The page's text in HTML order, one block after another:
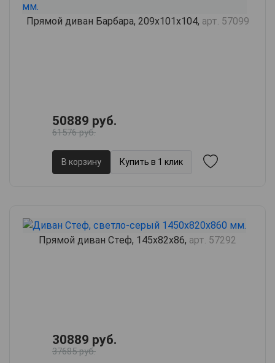
Прямой диван Барбара, 209х101х104, арт. 57099
50889 руб.
61576 руб.
В корзину Купить в 1 клик
Прямой диван Стеф, 145х82х86, арт. 57292
30889 руб.
37685 руб.